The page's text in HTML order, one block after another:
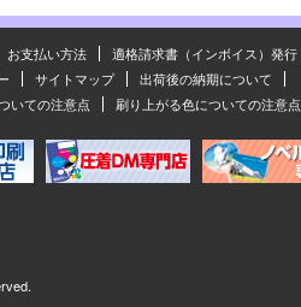
お支払い方法 適格請求書（インボイス）発行
サイトマップ
出荷後の納期について
いての注意点 刷り上がる色についての注意点